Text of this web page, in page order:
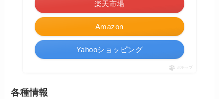
Amazon
楽天市場
Yahooショッピング
ポチップ
各種情報